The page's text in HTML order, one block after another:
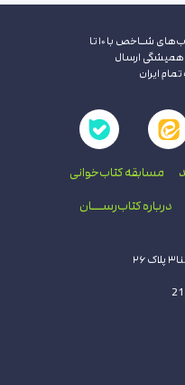
شــبکه توزیـع کتاب‌های شـاخص با ۱۰ تا
همیشگی ارسال
ایران
مسابقه کتاب‌خوانی
درباره کتاب‌رســـان